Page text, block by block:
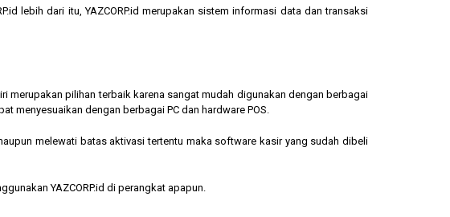
lebih dari itu, YAZCORP.id merupakan sistem informasi data dan transaksi
merupakan pilihan terbaik karena sangat mudah digunakan dengan berbagai
menyesuaikan dengan berbagai PC dan hardware POS.
melewati batas aktivasi tertentu maka software kasir yang sudah dibeli
YAZCORP.id di perangkat apapun.